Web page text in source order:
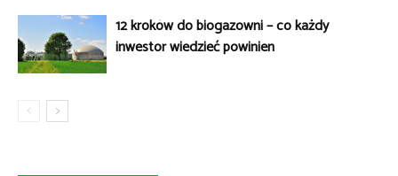
12 kroków do biogazowni – co każdy
inwestor wiedzieć powinien